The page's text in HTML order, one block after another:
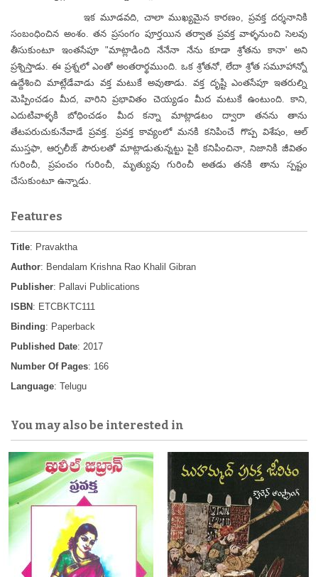
ఇక మూడవది, చాలా ముఖ్యమైన కారణం, ప్రవక్త దర్శనానికి
సంబంధించిన అంశం. తన ప్రసంగం పూర్తయిన తర్వాత ప్రవక్త వాళ్ళనుంచి సెలవు
తీసుకుంటూ ఇంతసేపూ "మాట్లాడింది నేనేనా నేను కూడా శ్రోతను కానా' అని
ప్రశ్నిస్తాడు. ఈ ప్రశ్నలో ఎంతో అంతరార్థముంది. ఒక శ్రోతనో, లేదా శ్రోత సమూహాన్నో
ఉద్దేశించి మాట్లేడేవాడు వక్త మటుకే అవుతాడు. వక్త దృష్టి ఎంతసేపూ ఇతరుల్ని
మెప్పించడం మీద, వారిని ప్రభావితం చెయ్యడం మీద మటుకే ఉంటుంది. కాని,
ఎదుటివాళ్ళకి బోధించడం మీద కన్నా మాట్లాడటం ద్వారా తనను తాను
తేటపరుచుకునేవాడే ప్రవక్త. ప్రవక్త కావ్యంలో మనకి కనిపించే గొప్ప విశేషం, ఆల్
ముస్తఫా, ఆర్ఫలీజ్ పౌరులతో మాట్లాడుతున్నట్టు పైకి కనిపించినా, నిజానికి జీవితం
గురించీ, ప్రపంచం గురించీ, మృత్యువు గురించీ అతడు తనకి తాను స్పష్టం
చేసుకుంటూ ఉన్నాడు.
Features
Title: Pravaktha
Author: Bendalam Krishna Rao Khalil Gibran
Publisher: Pallavi Publications
ISBN : ETCBKTC111
Binding: Paperback
Published Date: 2017
Number Of Pages: 166
Language: Telugu
You may also be interested in